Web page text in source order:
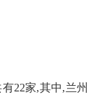
有22家,其中,兰州